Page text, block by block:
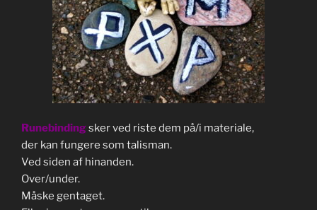
Runebindingsker ved riste dem på/i materiale,
der kan fungere som talisman.
Ved siden af hinanden.
Over/under.
Måske gentaget.